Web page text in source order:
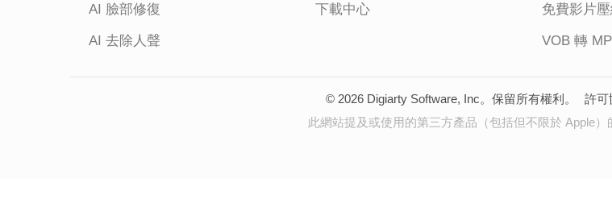
AI 臉部修復
AI 去除人聲
下載中心 免費影片
VOB 轉
© 2026 Digiarty Software, Inc。保留所有權利。 許可
此網站提及或使用的第三方產品（包括但不限於 Apple）